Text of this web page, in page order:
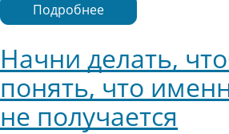
Подробнее
Начни делать,
понять, что
не получается